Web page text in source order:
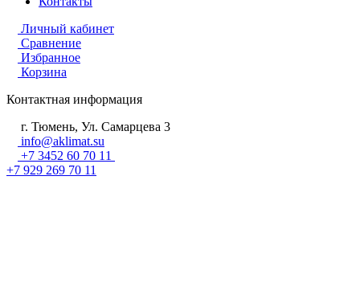
Личный кабинет
Сравнение
Избранное
Корзина
Контактная информация
г. Тюмень, Ул. Самарцева 3
info@aklimat.su
+7 3452 60 70 11
+7 929 269 70 11